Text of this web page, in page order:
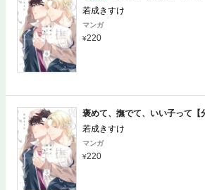
若成きすけ
マンガ
220
褒めて、撫でて、いい子って【
若成きすけ
マンガ
220